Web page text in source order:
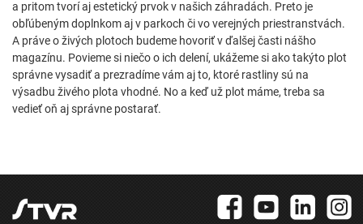
a pritom tvorí aj estetický prvok v našich záhradách. Preto je
obľúbeným doplnkom aj v parkoch či vo verejných priestranstvách.
A práve o živých plotoch budeme hovoriť v ďalšej časti nášho
magazínu. Povieme si niečo o ich delení, ukážeme si ako takýto plot
správne vysadiť a prezradíme vám aj to, ktoré rastliny sú na
výsadbu živého plota vhodné. No a keď už plot máme, treba sa
vedieť oň aj správne postarať.